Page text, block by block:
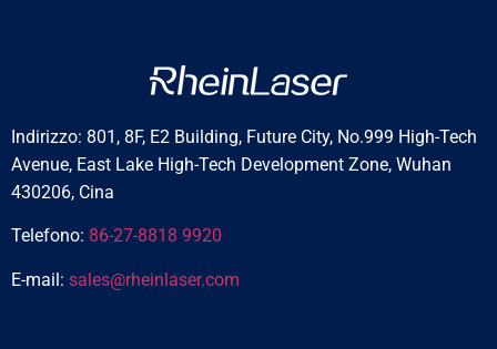
a
n
Indirizzo: 801, 8F, E2 Building, Future City, No.999 High-Tech
Avenue, East Lake High-Tech Development Zone, Wuhan
430206, Cina
Telefono: 86-27-8818 9920
E-mail: sales@rheinlaser.com